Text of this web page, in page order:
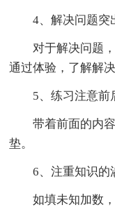
4、解决问题突
对于解决问题
通过体验，了解解
5、练习注意前
带着前面的内
垫。
6、注重知识的
如填未知加数